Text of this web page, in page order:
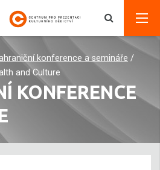
konference a semináře /
and Culture
KONFERENCE